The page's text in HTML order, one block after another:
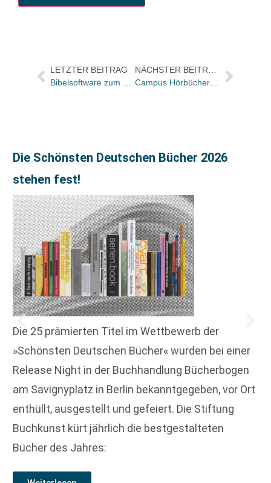
LETZTER BEITRAG
Die Schönsten Deutschen Bücher 2026
stehen fest!
Die 25 prämierten Titel im Wettbewerb der
»Schönsten Deutschen Bücher« wurden bei einer
Release Night in der Buchhandlung Bücherbogen
am Savignyplatz in Berlin bekanntgegeben, vor Ort
enthüllt, ausgestellt und gefeiert. Die Stiftung
Buchkunst kürt jährlich die bestgestalteten
Bücher des Jahres: